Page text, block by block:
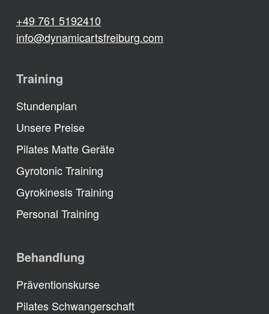
+49 761 5192410
info@dynamicartsfreiburg.com
Training
Stundenplan
Unsere Preise
Pilates Matte Geräte
Gyrotonic Training
Gyrokinesis Training
Personal Training
Behandlung
Präventionskurse
Pilates Schwangerschaft